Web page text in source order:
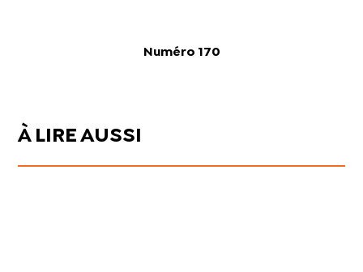
Numéro 170
À LIRE AUSSI